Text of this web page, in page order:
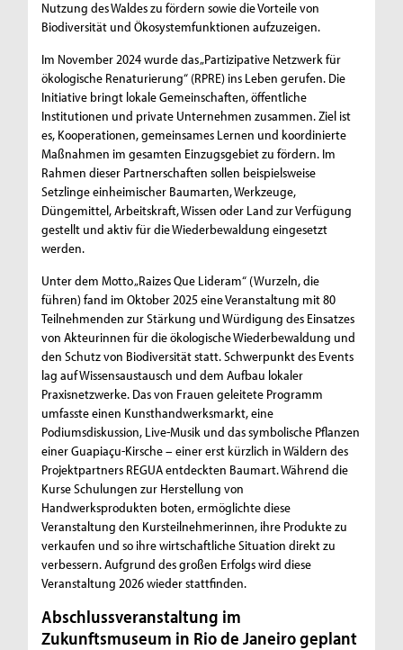
Nutzung des Waldes zu fördern sowie die Vorteile von
Biodiversität und Ökosystemfunktionen aufzuzeigen.
Im November 2024 wurde das „Partizipative Netzwerk für
ökologische Renaturierung“ (RPRE) ins Leben gerufen. Die
Initiative bringt lokale Gemeinschaften, öffentliche
Institutionen und private Unternehmen zusammen. Ziel ist
es, Kooperationen, gemeinsames Lernen und koordinierte
Maßnahmen im gesamten Einzugsgebiet zu fördern. Im
Rahmen dieser Partnerschaften sollen beispielsweise
Setzlinge einheimischer Baumarten, Werkzeuge,
Düngemittel, Arbeitskraft, Wissen oder Land zur Verfügung
gestellt und aktiv für die Wiederbewaldung eingesetzt
werden.
Unter dem Motto „Raizes Que Lideram“ (Wurzeln, die
führen) fand im Oktober 2025 eine Veranstaltung mit 80
Teilnehmenden zur Stärkung und Würdigung des Einsatzes
von Akteurinnen für die ökologische Wiederbewaldung und
den Schutz von Biodiversität statt. Schwerpunkt des Events
lag auf Wissensaustausch und dem Aufbau lokaler
Praxisnetzwerke. Das von Frauen geleitete Programm
umfasste einen Kunsthandwerksmarkt, eine
Podiumsdiskussion, Live-Musik und das symbolische Pflanzen
einer Guapiaçu-Kirsche – einer erst kürzlich in Wäldern des
Projektpartners REGUA entdeckten Baumart. Während die
Kurse Schulungen zur Herstellung von
Handwerksprodukten boten, ermöglichte diese
Veranstaltung den Kursteilnehmerinnen, ihre Produkte zu
verkaufen und so ihre wirtschaftliche Situation direkt zu
verbessern. Aufgrund des großen Erfolgs wird diese
Veranstaltung 2026 wieder stattfinden.
Abschlussveranstaltung im
Zukunftsmuseum in Rio de Janeiro geplant